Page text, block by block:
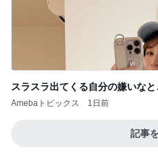
スラスラ出てくる自分の嫌いなと
Amebaトピックス 1日前
記事